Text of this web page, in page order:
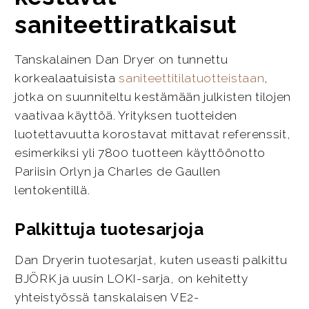
saniteettiratkaisut
Tanskalainen Dan Dryer on tunnettu
korkealaatuisistasaniteettitilatuotteistaan,
jotka on suunniteltu kestämään julkisten tilojen
vaativaa käyttöä. Yrityksen tuotteiden
luotettavuutta korostavat mittavat referenssit,
esimerkiksi yli 7800 tuotteen käyttöönotto
Pariisin Orlyn ja Charles de Gaullen
lentokentillä.
Palkittuja tuotesarjoja
Dan Dryerin tuotesarjat, kuten useasti palkittu
BJÖRK ja uusin LOKI-sarja, on kehitetty
yhteistyössä tanskalaisen VE2-